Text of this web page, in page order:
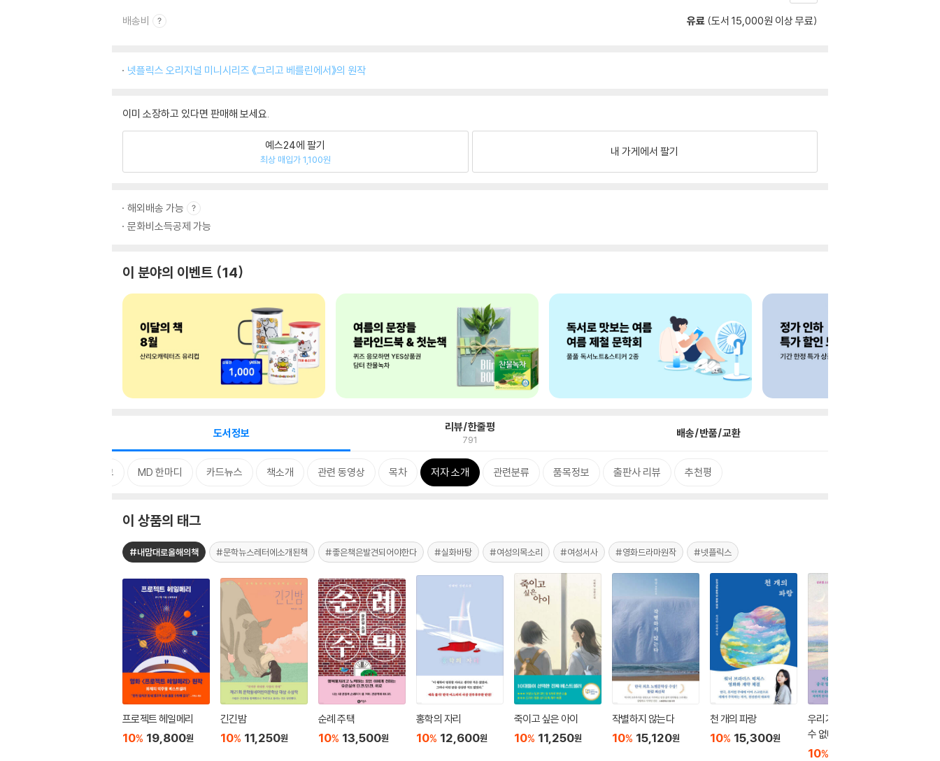
배송비 유료 (도서 15,000원 이상 무료)
넷플릭스 오리지널 미니시리즈 《그리고 베를린에서》의 원작
이미 소장하고 있다면 판매해 보세요.
예스24에 팔기
최상 매입가 1,100원
내 가게에서 팔기
해외배송 가능
문화비소득공제 가능
이 분야의 이벤트 14
도서정보 리뷰/한줄평
791 배송/반품/교환
태그 MD 한마디 카드뉴스 책소개 관련 동영상 목차 저자 소개 관련분류 품목정보 출판사 리뷰 추천평
이 상품의 태그
#내맘대로올해의책 #문학뉴스레터에소개된책 #좋은책은발견되어야한다 #실화바탕 #여성의목소리 #여성서사 #영화드라마원작 #넷플릭스
프로젝트 헤일메리
10% 19,800원
긴긴밤
10% 11,250원
순례 주택
10% 13,500원
홍학의 자리
10% 12,600원
죽이고 싶은 아이
10% 11,250원
작별하지 않는다
10% 15,120원
천 개의 파랑
10% 15,300원
우리가 빛의 속도로 갈
수 없다면
10%